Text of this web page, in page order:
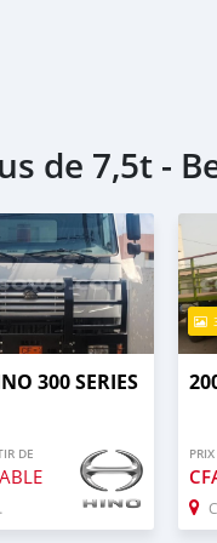
de 7,5t -
300 SERIES
DE PRIX